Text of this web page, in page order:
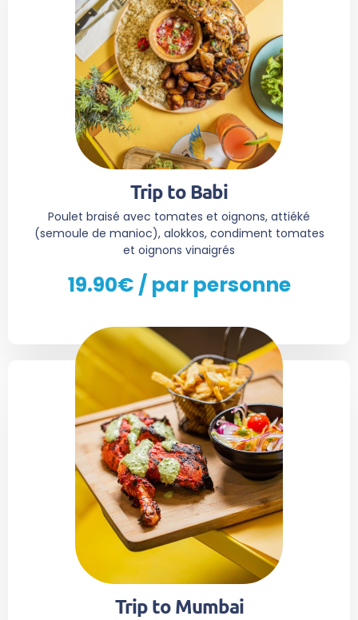
Trip to Babi
Poulet braisé avec tomates et oignons, attiéké
(semoule de manioc), alokkos, condiment tomates
et oignons vinaigrés
19.90€ / par personne
Trip to Mumbai